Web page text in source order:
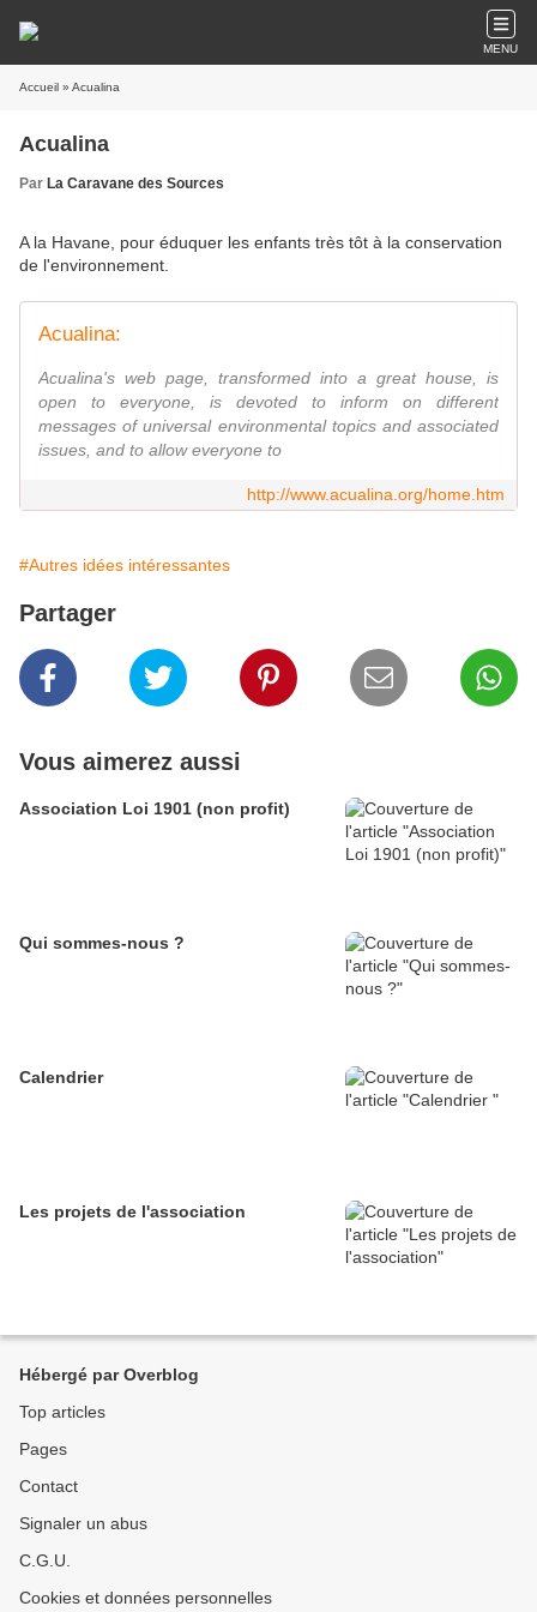
MENU
Accueil » Acualina
Acualina
Par La Caravane des Sources
A la Havane, pour éduquer les enfants très tôt à la conservation
de l'environnement.
Acualina:
Acualina's web page, transformed into a great house, is
open to everyone, is devoted to inform on different
messages of universal environmental topics and associated
issues, and to allow everyone to
http://www.acualina.org/home.htm
#Autres idées intéressantes
Partager
Vous aimerez aussi
Association Loi 1901 (non profit)
Qui sommes-nous ?
Calendrier
Les projets de l'association
Hébergé par Overblog
Top articles
Pages
Contact
Signaler un abus
C.G.U.
Cookies et données personnelles